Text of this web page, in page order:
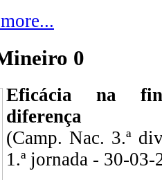
0
Eficácia na
diferença
(Camp. Nac. 3.ª
1.ª jornada - 30-03-